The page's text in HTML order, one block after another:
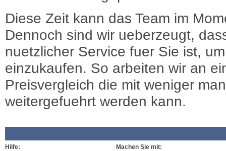
Diese Zeit kann das Team im
Dennoch sind wir ueberzeugt,
nuetzlicher Service fuer Sie ist,
einzukaufen. So arbeiten wir an
Preisvergleich die mit weniger
weitergefuehrt werden kann.
Hilfe: Machen Sie mit: